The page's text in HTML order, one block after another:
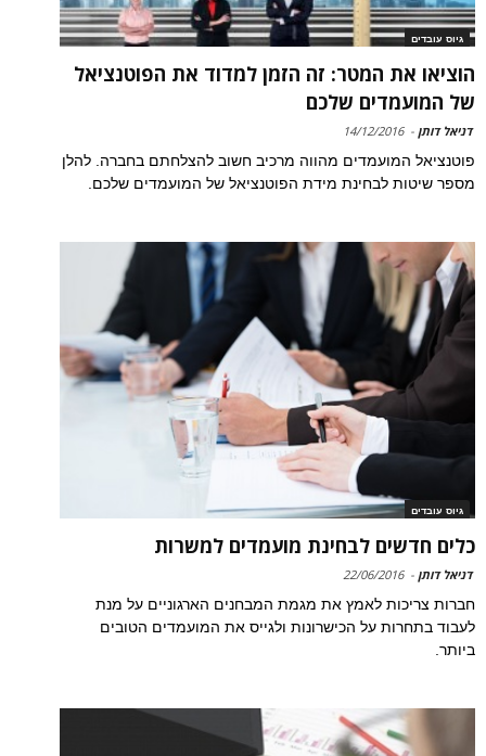
גיוס עובדים
הוציאו את המטר: זה הזמן למדוד את הפוטנציאל
של המועמדים שלכם
דניאל דותן -
14/12/2016
פוטנציאל המועמדים מהווה מרכיב חשוב להצלחתם בחברה. להלן
מספר שיטות לבחינת מידת הפוטנציאל של המועמדים שלכם.
גיוס עובדים
כלים חדשים לבחינת מועמדים למשרות
דניאל דותן -
22/06/2016
חברות צריכות לאמץ את מגמת המבחנים הארגוניים על מנת
לעבוד בתחרות על הכישרונות ולגייס את המועמדים הטובים
ביותר.